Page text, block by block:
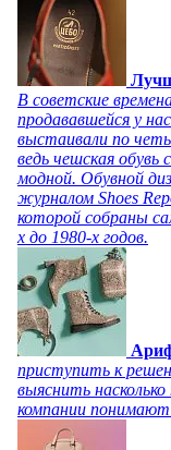
В советские
продававшейся у
выстаивали по
ведь чешская обувь
модной. Обувной
журналом Shoes
которой собраны
х до 1980-х годов.
приступить к
выяснить
компании